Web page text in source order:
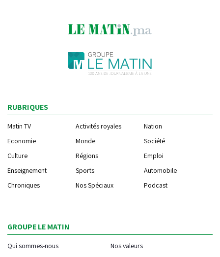
RUBRIQUES
Matin TV Activités royales
Nation
Economie
Monde
Société
Culture
Régions
Emploi
Enseignement
Sports
Automobile
Chroniques
Nos Spéciaux Podcast
GROUPE LE MATIN
Qui sommes-nous
Nos valeurs